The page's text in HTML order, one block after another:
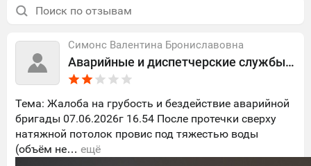
Симонс Валентина Брониславовна
Аварийные и диспетчерские службы Могилёва
Тема: Жалоба на грубость и бездействие аварийной
бригады 07.06.2026г 16.54 После протечки сверху
натяжной потолок провис под тяжестью воды
(объём не… ещё